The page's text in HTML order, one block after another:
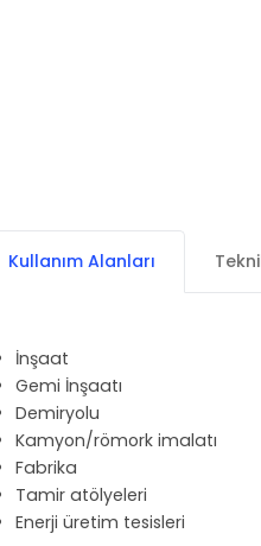
Kullanım Alanları
İnşaat
Gemi İnşaatı
Demiryolu
Kamyon/römork imalatı
Fabrika
Tamir atölyeleri
Enerji üretim tesisleri